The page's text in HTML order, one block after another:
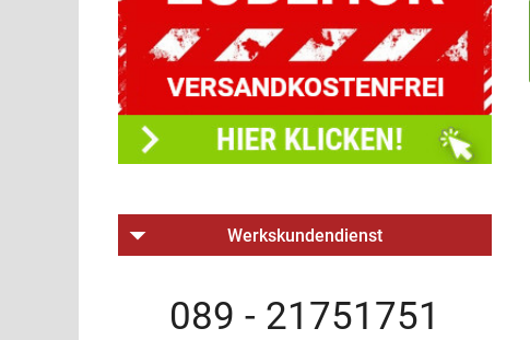
Werkskundendienst
089 - 21751751